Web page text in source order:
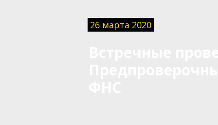
26 марта 2020